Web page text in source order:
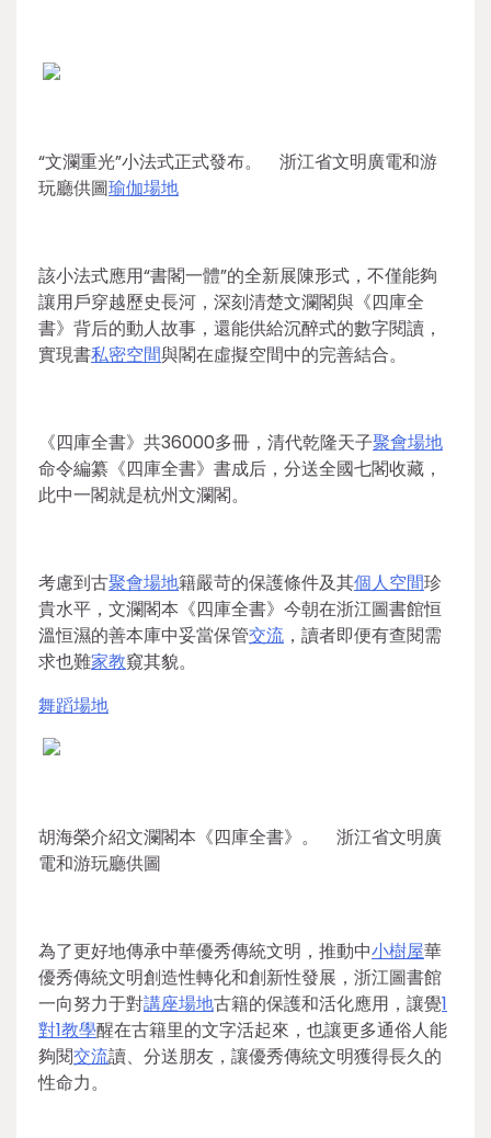
“文瀾重光”小法式正式發布。 浙江省文明廣電和游
玩廳供圖瑜伽場地
該小法式應用“書閣一體”的全新展陳形式，不僅能夠
讓用戶穿越歷史長河，深刻清楚文瀾閣與《四庫全
書》背后的動人故事，還能供給沉醉式的數字閱讀，
實現書私密空間與閣在虛擬空間中的完善結合。
《四庫全書》共36000多冊，清代乾隆天子聚會場地
命令編纂《四庫全書》書成后，分送全國七閣收藏，
此中一閣就是杭州文瀾閣。
考慮到古聚會場地籍嚴苛的保護條件及其個人空間珍
貴水平，文瀾閣本《四庫全書》今朝在浙江圖書館恒
溫恒濕的善本庫中妥當保管交流 ，讀者即便有查閱需
求也難家教窺其貌。
舞蹈場地
胡海榮介紹文瀾閣本《四庫全書》。 浙江省文明廣
電和游玩廳供圖
為了更好地傳承中華優秀傳統文明，推動中小樹屋華
優秀傳統文明創造性轉化和創新性發展，浙江圖書館
一向努力于對講座場地古籍的保護和活化應用，讓覺1
對1教學醒在古籍里的文字活起來，也讓更多通俗人能
夠閱交流讀、分送朋友，讓優秀傳統文明獲得長久的
性命力。